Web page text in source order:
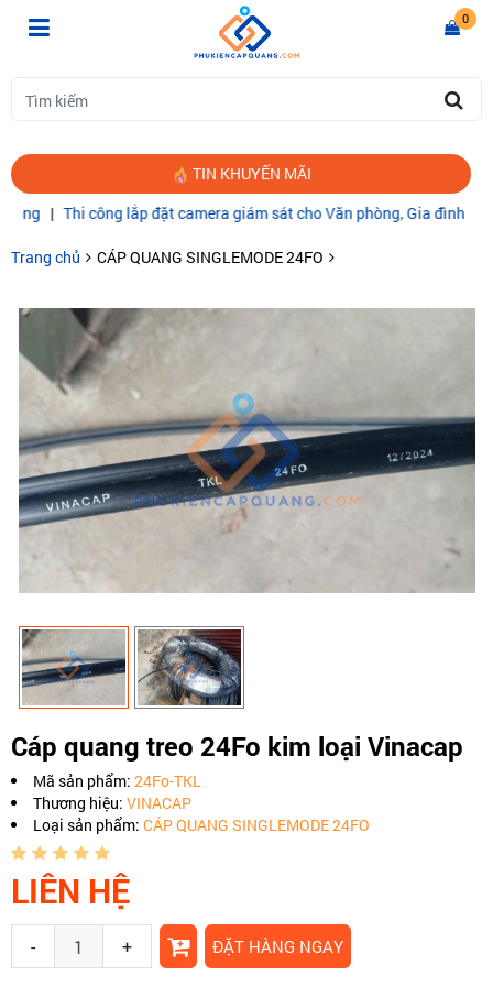
0
TIN KHUYẾN MÃI
Thi công lắp đặt camera giám sát cho Văn phòng, Gia đình|CÁP
Trang chủ CÁP QUANG SINGLEMODE 24FO
Cáp quang treo 24Fo kim loại Vinacap
Mã sản phẩm: 24Fo-TKL
Thương hiệu: VINACAP
Loại sản phẩm: CÁP QUANG SINGLEMODE 24FO
LIÊN HỆ
- + ĐẶT HÀNG NGAY